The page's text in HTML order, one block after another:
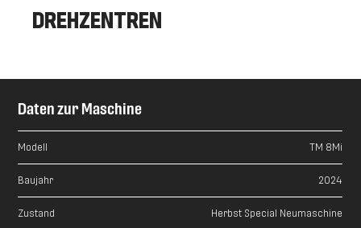
DREHZENTREN
Daten zur Maschine
Modell TM 8Mi
Baujahr 2024
Zustand Herbst Special Neumaschine